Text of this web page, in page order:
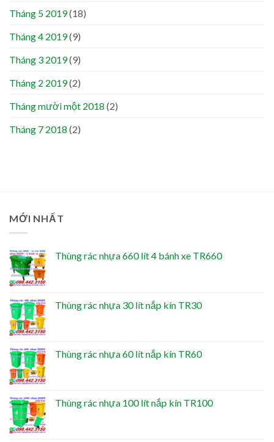
Tháng 5 2019(18)
Tháng 4 2019(9)
Tháng 3 2019(9)
Tháng 2 2019(2)
Tháng mười một 2018 (2)
Tháng 7 2018 (2)
MỚI NHẤT
Thùng rác nhựa 660 lít 4 bánh xe TR660
Thùng rác nhựa 30 lít nắp kín TR30
Thùng rác nhựa 60 lít nắp kín TR60
Thùng rác nhựa 100 lít nắp kín TR100